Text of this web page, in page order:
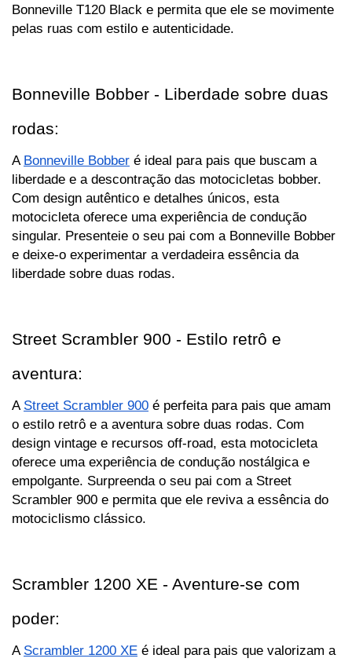
Bonneville T120 Black e permita que ele se movimente
pelas ruas com estilo e autenticidade.
Bonneville Bobber - Liberdade sobre duas
rodas:
A Bonneville Bobber é ideal para pais que buscam a
liberdade e a descontração das motocicletas bobber.
Com design autêntico e detalhes únicos, esta
motocicleta oferece uma experiência de condução
singular. Presenteie o seu pai com a Bonneville Bobber
e deixe-o experimentar a verdadeira essência da
liberdade sobre duas rodas.
Street Scrambler 900 - Estilo retrô e
aventura:
A Street Scrambler 900 é perfeita para pais que amam
o estilo retrô e a aventura sobre duas rodas. Com
design vintage e recursos off-road, esta motocicleta
oferece uma experiência de condução nostálgica e
empolgante. Surpreenda o seu pai com a Street
Scrambler 900 e permita que ele reviva a essência do
motociclismo clássico.
Scrambler 1200 XE - Aventure-se com
poder:
A Scrambler 1200 XE é ideal para pais que valorizam a